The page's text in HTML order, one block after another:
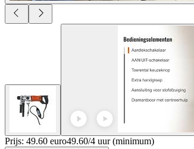
Prijs: 49.60 euro49.60/4 uur (minimum)